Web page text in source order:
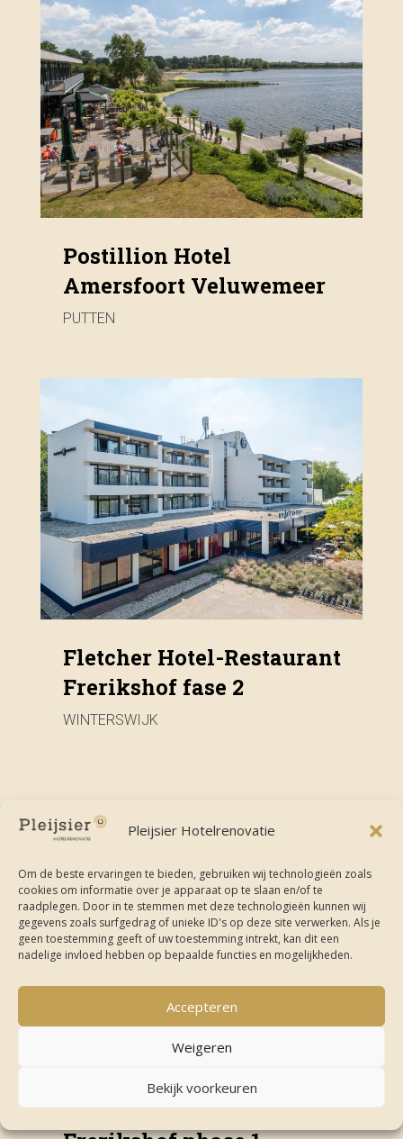
Pleijsier Hotelrenovatie
Om de beste ervaringen te bieden, gebruiken wij technologieën zoals
cookies om informatie over je apparaat op te slaan en/of te
raadplegen. Door in te stemmen met deze technologieën kunnen wij
gegevens zoals surfgedrag of unieke ID's op deze site verwerken. Als je
geen toestemming geeft of uw toestemming intrekt, kan dit een
nadelige invloed hebben op bepaalde functies en mogelijkheden.
Accepteren
Weigeren
Bekijk voorkeuren
Postillion Hotel
Amersfoort Veluwemeer
PUTTEN
Fletcher Hotel-Restaurant
Frerikshof fase 2
WINTERSWIJK
Fletcher Hotel-Restaurant